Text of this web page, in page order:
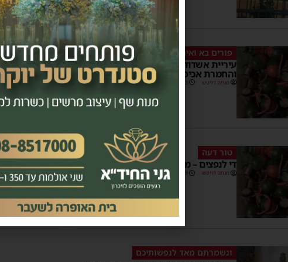
פורים בא ואיתו… בהלה רבה
עיריית אשדוד מזהירה: אפס סובלנות
והחמרת אכיפה כנגד שימוש בנפצים
מנחם דויטש 16:23
טור דעה
די לנפצים – מסר מלב אל לב
מנחם דויטש 11:59
ונשמרתם מאד לנפשותיכם